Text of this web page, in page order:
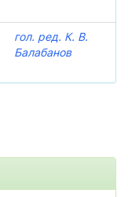
гол. ред. К. В.
Балабанов